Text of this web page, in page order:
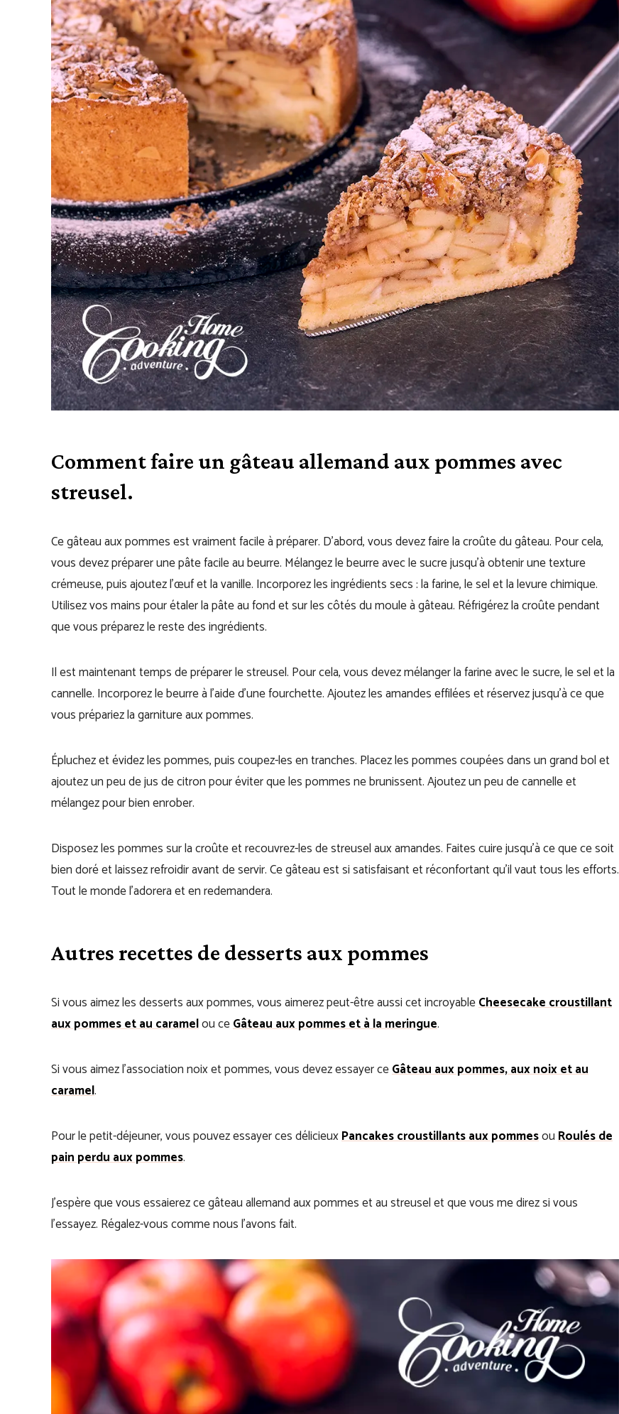
Comment faire un gâteau allemand aux pommes avec
streusel.
Ce gâteau aux pommes est vraiment facile à préparer. D’abord, vous devez faire la croûte du gâteau. Pour cela,
vous devez préparer une pâte facile au beurre. Mélangez le beurre avec le sucre jusqu’à obtenir une texture
crémeuse, puis ajoutez l’œuf et la vanille. Incorporez les ingrédients secs : la farine, le sel et la levure chimique.
Utilisez vos mains pour étaler la pâte au fond et sur les côtés du moule à gâteau. Réfrigérez la croûte pendant
que vous préparez le reste des ingrédients.
Il est maintenant temps de préparer le streusel. Pour cela, vous devez mélanger la farine avec le sucre, le sel et la
cannelle. Incorporez le beurre à l’aide d’une fourchette. Ajoutez les amandes effilées et réservez jusqu’à ce que
vous prépariez la garniture aux pommes.
Épluchez et évidez les pommes, puis coupez-les en tranches. Placez les pommes coupées dans un grand bol et
ajoutez un peu de jus de citron pour éviter que les pommes ne brunissent. Ajoutez un peu de cannelle et
mélangez pour bien enrober.
Disposez les pommes sur la croûte et recouvrez-les de streusel aux amandes. Faites cuire jusqu’à ce que ce soit
bien doré et laissez refroidir avant de servir. Ce gâteau est si satisfaisant et réconfortant qu’il vaut tous les efforts.
Tout le monde l’adorera et en redemandera.
Autres recettes de desserts aux pommes
Si vous aimez les desserts aux pommes, vous aimerez peut-être aussi cet incroyableCheesecake croustillant
aux pommes et au caramelou ceGâteau aux pommes et à la meringue.
Si vous aimez l’association noix et pommes, vous devez essayer ceGâteau aux pommes, aux noix et au
caramel.
Pour le petit-déjeuner, vous pouvez essayer ces délicieuxPancakes croustillants aux pommesouRoulés de
pain perdu aux pommes.
J’espère que vous essaierez ce gâteau allemand aux pommes et au streusel et que vous me direz si vous
l’essayez. Régalez-vous comme nous l’avons fait.